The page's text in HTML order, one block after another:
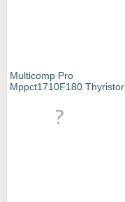
Multicomp Pro
Mppct1710F180 Thyristor